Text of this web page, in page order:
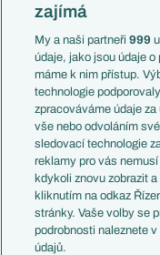
sensei25 06.06.2026
Takychto sraciek timov
mraky.Atraktivita 0.Sa
Reagovat
SLEDOVÁNÍ
Chcete-li se rychle
přidejte si jej ke svým
najdete ve svém osobním
zajímá
My a naši partneři999
údaje, jako jsou údaje
máme k nim přístup.
technologie
zpracováváme údaje
vše nebo odvoláním
sledovací technologie
reklamy pro vás
kdykoli znovu zobrazit
kliknutím na odkaz
stránky. Vaše volby se
podrobnosti naleznete
údajů.